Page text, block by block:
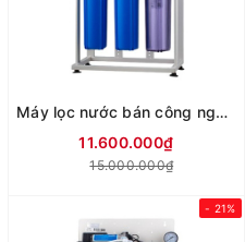
Máy lọc nước bán công nghiệp KAROFI 80 lít/h KT-KB80
11.600.000₫
15.000.000₫
- 21%